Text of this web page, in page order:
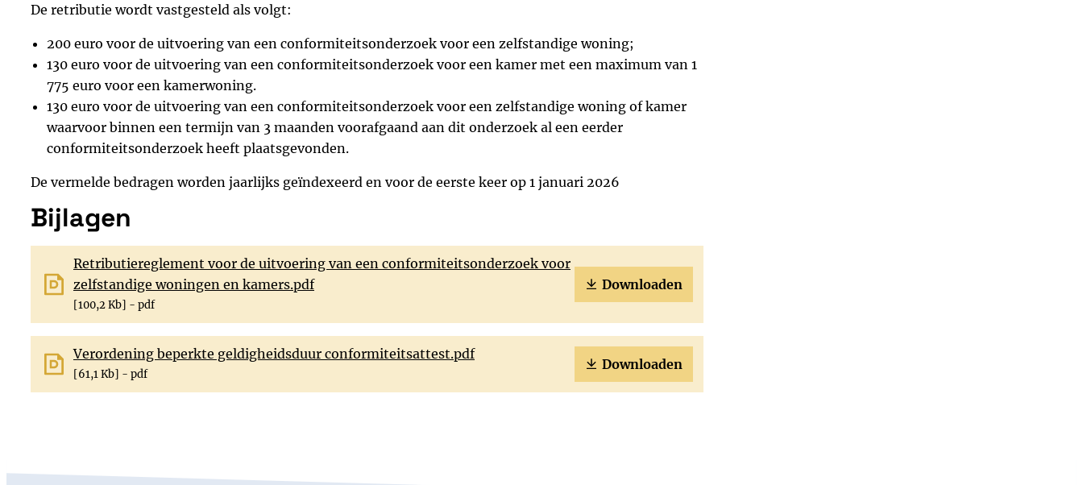
De retributie wordt vastgesteld als volgt:
200 euro voor de uitvoering van een conformiteitsonderzoek voor een zelfstandige woning;
130 euro voor de uitvoering van een conformiteitsonderzoek voor een kamer met een maximum van 1
775 euro voor een kamerwoning.
130 euro voor de uitvoering van een conformiteitsonderzoek voor een zelfstandige woning of kamer
waarvoor binnen een termijn van 3 maanden voorafgaand aan dit onderzoek al een eerder
conformiteitsonderzoek heeft plaatsgevonden.
De vermelde bedragen worden jaarlijks geïndexeerd en voor de eerste keer op 1 januari 2026
Bijlagen
Retributiereglement voor de uitvoering van een conformiteitsonderzoek voor
zelfstandige woningen en kamers.pdf
100,2 Kb pdf
Downloaden
Verordening beperkte geldigheidsduur conformiteitsattest.pdf
61,1 Kb pdf
Downloaden